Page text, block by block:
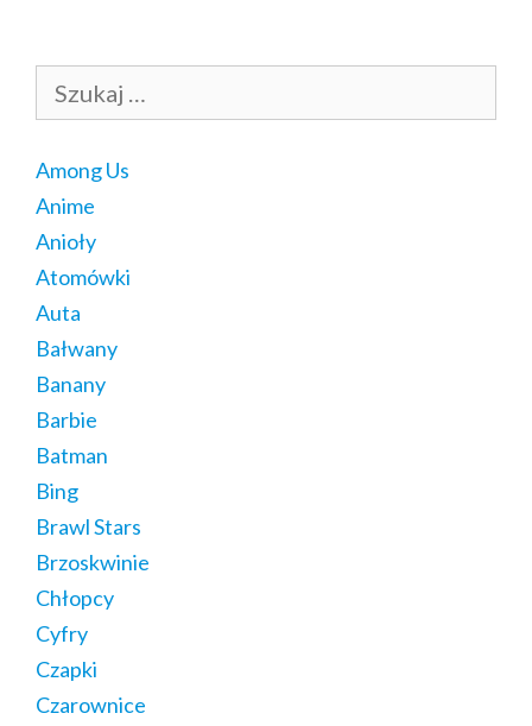
Among Us
Anime
Anioły
Atomówki
Auta
Bałwany
Banany
Barbie
Batman
Bing
Brawl Stars
Brzoskwinie
Chłopcy
Cyfry
Czapki
Czarownice